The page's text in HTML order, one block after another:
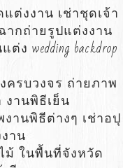
ต่งงาน เช่าชุดเจ้า
กถ่ายรูปแต่งงาน
wedding backdrop
รบวงจร ถ่ายภาพ
านพิธีเย็น
านพิธีต่างๆ เช่าอปุ
าน
ในพื้นที่จังหวัด